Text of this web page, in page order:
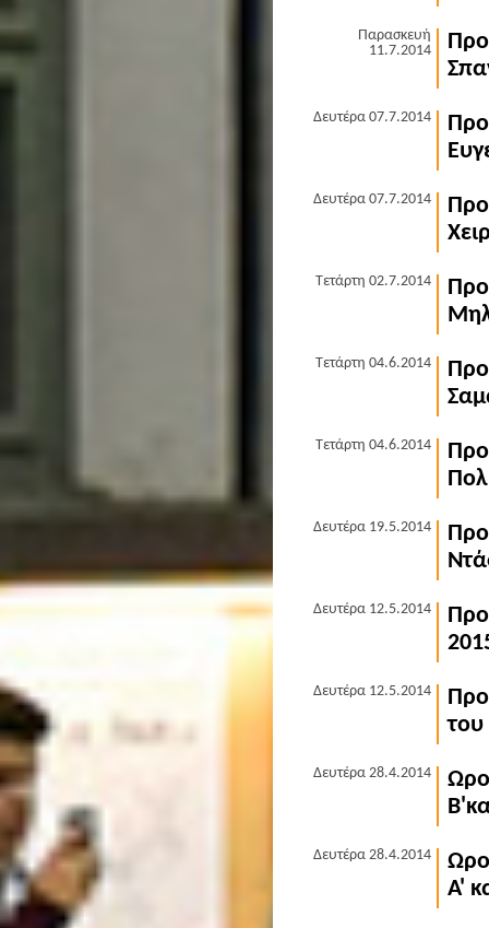
Παρασκευή
11.7.2014
Δευτέρα 07.7.2014
Δευτέρα 07.7.2014
Τετάρτη 02.7.2014
Τετάρτη 04.6.2014
Τετάρτη 04.6.2014
Δευτέρα 19.5.2014
Δευτέρα 12.5.2014
Δευτέρα 12.5.2014
Δευτέρα 28.4.2014
Δευτέρα 28.4.2014
Α'